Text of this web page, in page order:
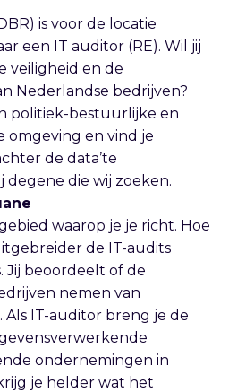
is voor de locatie
een IT auditor (RE). Wil jij
veiligheid en de
Nederlandse bedrijven?
politiek-bestuurlijke en
omgeving en vind je
de data’te
degene die wij zoeken.
waarop je je richt. Hoe
de IT-audits
Jij beoordeelt of de
nemen van
Als IT-auditor breng je de
ondernemingen in
je helder wat het